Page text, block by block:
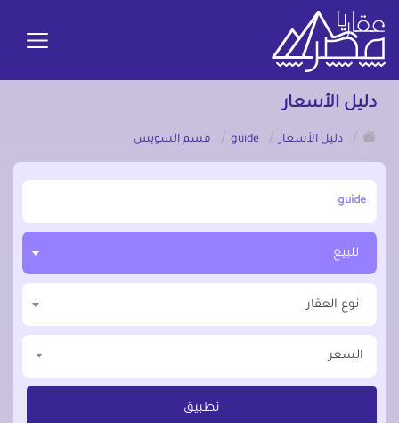
دليل الأسعار
/
دليل الأسعار /
guide
/ قسم السويس
أبحث عن مدينة, محافظة, حي
للبيع
نوع العقار
السعر
تطبيق